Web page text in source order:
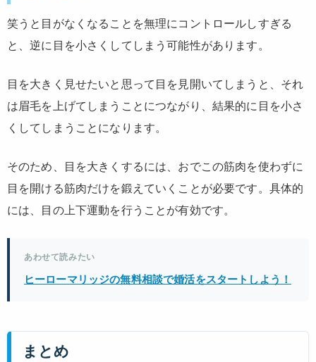
笑うと目がなくなることを無理にコントロールしすぎる
と、逆に目を小さくしてしまう可能性があります。
目を大きく見せたいと思って目を見開いてしまうと、それ
は眉毛を上げてしまうことにつながり、結果的に目を小さ
くしてしまうことになります。
そのため、目を大きくするには、おでこの筋肉を使わずに
目を開ける筋肉だけを鍛えていくことが必要です。具体的
には、目の上下運動を行うことが有効です。
あわせて読みたい
ヒーローマリッジの無料相談で婚活をスタートしよう！
まとめ